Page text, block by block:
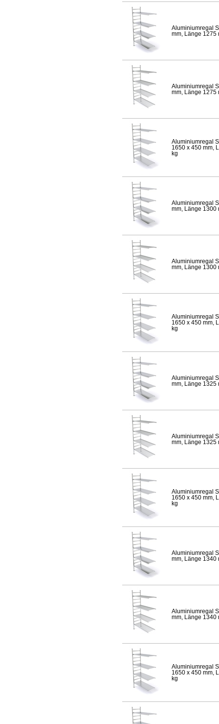
Aluminiumregal
mm, Länge 1275
Aluminiumregal
mm, Länge 1275
Aluminiumregal
1650 x 450 mm,
kg
Aluminiumregal
mm, Länge 1300
Aluminiumregal
mm, Länge 1300
Aluminiumregal
1650 x 450 mm,
kg
Aluminiumregal
mm, Länge 1325
Aluminiumregal
mm, Länge 1325
Aluminiumregal
1650 x 450 mm,
kg
Aluminiumregal
mm, Länge 1340
Aluminiumregal
mm, Länge 1340
Aluminiumregal
1650 x 450 mm,
kg